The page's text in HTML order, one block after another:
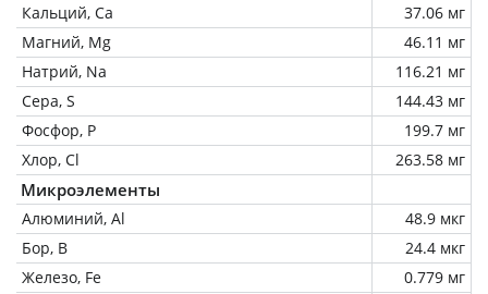
Кальций, Ca
37.06 мг
Магний, Mg
46.11 мг
Натрий, Na
116.21 мг
Сера, S
144.43 мг
Фосфор, P
199.7 мг
Хлор, Cl
263.58 мг
Микроэлементы
Алюминий, Al
48.9 мкг
Бор, B
24.4 мкг
Железо, Fe
0.779 мг